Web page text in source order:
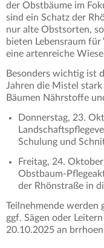
der Obstbäume im
sind ein Schatz der
nur alte Obstsorten,
bieten Lebensraum
eine artenreiche
Besonders wichtig ist
Jahren die Mistel
Bäumen Nährstoffe
Donnerstag, 23.
Schulung und
Freitag, 24.
Obstbaum-
der Rhönstraße in
Teilnehmende werden
ggf. Sägen oder
20.10.2025 an